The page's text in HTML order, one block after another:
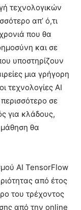
τεχνολογικών
απ’ ό,τι
που θα
και σε
υποστηρίζουν
μια γρήγορη
τεχνολογίες ΑΙ
σε
για κλάδους,
θα
AI TensorFlow
από έτος
του τρέχοντος
από την online